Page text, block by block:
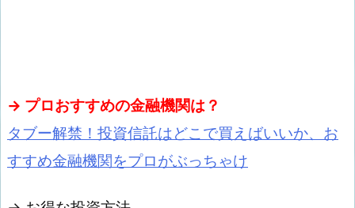
→ プロおすすめの金融機関は？
タブー解禁！投資信託はどこで買えばいいか、お
すすめ金融機関をプロがぶっちゃけ